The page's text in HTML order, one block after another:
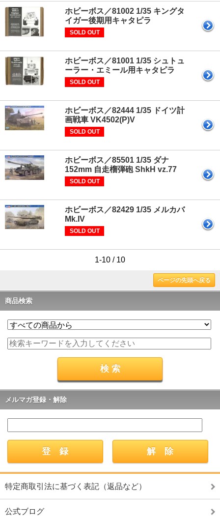
ホビーボス／81002 1/35 キングタ
イガー後期用キャタピラ
SOLD OUT
ホビーボス／81001 1/35 シュトュ
ーラー・エミール用キャタピラ
SOLD OUT
ホビーボス／82444 1/35 ドイツ計
画戦車 VK4502(P)V
SOLD OUT
ホビーボス／85501 1/35 ダナ
152mm 自走榴弾砲 ShkH vz.77
SOLD OUT
ホビーボス／82429 1/35 メルカバ
Mk.IV
SOLD OUT
1-10 / 10
ページの先頭へ戻る
商品検索
メルマガ登録・解除
特定商取引法に基づく表記（返品など）
公式ブログ